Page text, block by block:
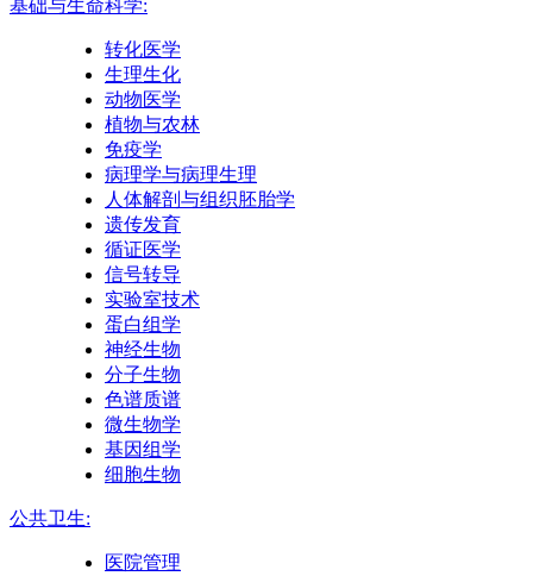
基础与生命科学:
转化医学
生理生化
动物医学
植物与农林
免疫学
病理学与病理生理
人体解剖与组织胚胎学
遗传发育
循证医学
信号转导
实验室技术
蛋白组学
神经生物
分子生物
色谱质谱
微生物学
基因组学
细胞生物
公共卫生:
医院管理